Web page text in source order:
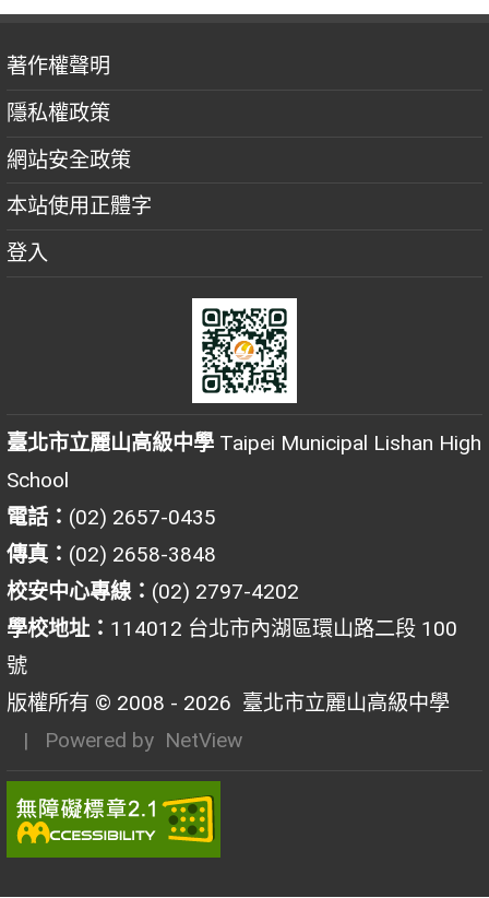
著作權聲明
隱私權政策
網站安全政策
本站使用正體字
登入
臺北市立麗山高級中學 Taipei Municipal Lishan High
School
電話： (02) 2657-0435
傳真： (02) 2658-3848
校安中心專線： (02) 2797-4202
學校地址： 114012 台北市內湖區環山路二段 100
號
版權所有 © 2008 - 2026 臺北市立麗山高級中學
| Powered by NetView